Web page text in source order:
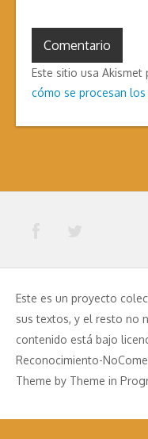
Este sitio usa
cómo se procesan
Este es un proyecto
sus textos, y el resto no
contenido está bajo
Reconocimiento-
Theme by Theme in